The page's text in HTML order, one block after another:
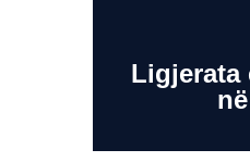
Ligjerata